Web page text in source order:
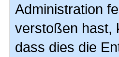
Administration
verstoßen hast,
dass dies die